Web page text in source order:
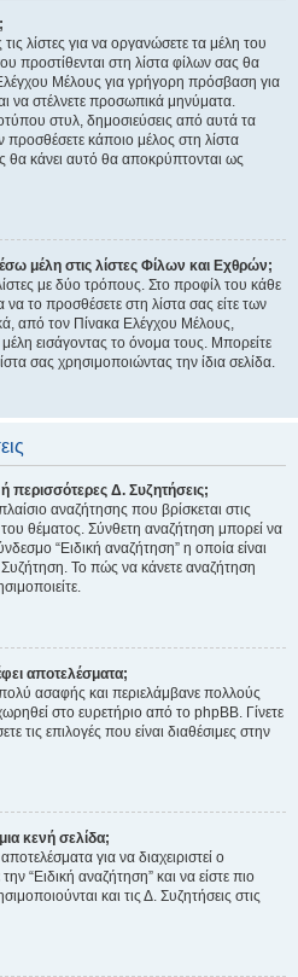
λίστες για να οργανώσετε τα μέλη του
προστίθενται στη λίστα φίλων σας θα
Μέλους για γρήγορη πρόσβαση για
να στέλνετε προσωπικά μηνύματα.
στυλ, δημοσιεύσεις από αυτά τα
προσθέσετε κάποιο μέλος στη λίστα
θα κάνει αυτό θα αποκρύπτονται ως
μέλη στις λίστες Φίλων και Εχθρών;
με δύο τρόπους. Στο προφίλ του κάθε
το προσθέσετε στη λίστα σας είτε των
από τον Πίνακα Ελέγχου Μέλους,
εισάγοντας το όνομα τους. Μπορείτε
σας χρησιμοποιώντας την ίδια σελίδα.
Δ. Συζητήσεις;
αναζήτησης που βρίσκεται στις
θέματος. Σύνθετη αναζήτηση μπορεί να
“Ειδική αναζήτηση” η οποία είναι
Συζήτηση. Το πώς να κάνετε αναζήτηση
αποτελέσματα;
ασαφής και περιελάμβανε πολλούς
στο ευρετήριο από το phpBB. Γίνετε
τις επιλογές που είναι διαθέσιμες στην
κενή σελίδα;
για να διαχειριστεί ο
“Ειδική αναζήτηση” και να είστε πιο
και τις Δ. Συζητήσεις στις